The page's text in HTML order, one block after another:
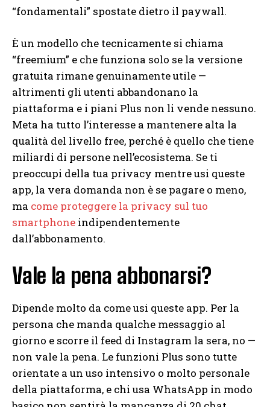
“fondamentali” spostate dietro il paywall.
È un modello che tecnicamente si chiama
“freemium” e che funziona solo se la versione
gratuita rimane genuinamente utile —
altrimenti gli utenti abbandonano la
piattaforma e i piani Plus non li vende nessuno.
Meta ha tutto l’interesse a mantenere alta la
qualità del livello free, perché è quello che tiene
miliardi di persone nell’ecosistema. Se ti
preoccupi della tua privacy mentre usi queste
app, la vera domanda non è se pagare o meno,
ma come proteggere la privacy sul tuo
smartphone indipendentemente
dall’abbonamento.
Vale la pena abbonarsi?
Dipende molto da come usi queste app. Per la
persona che manda qualche messaggio al
giorno e scorre il feed di Instagram la sera, no —
non vale la pena. Le funzioni Plus sono tutte
orientate a un uso intensivo o molto personale
della piattaforma, e chi usa WhatsApp in modo